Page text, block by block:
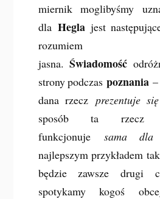
miernik moglibyśmy
dla Heglajest
jasna. Świadomość
strony podczaspoznania
dana rzeczprezentuje
sposób ta rzecz
funkcjonujesama dla
najlepszym przykładem
będzie zawsze drugi
spotykamy kogoś